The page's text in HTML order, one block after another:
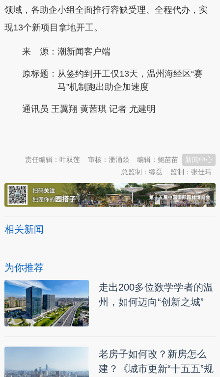
领域，各助企小组全面推行容缺受理、全程代办，实
现13个新项目拿地开工。
来 源：潮新闻客户端
原标题： 从签约到开工仅13天，温州海经区“赛
马”机制跑出助企加速度
通讯员 王翼翔 黄茜琪 记者 尤建明
新闻中心
编辑：鲍苗苗
审核：潘涌燚
责任编辑：叶双莲
监制：张佳玮
总监制：缪磊
相关新闻
为你推荐
走出200多位数学学者的温
州，如何迈向“创新之城”
老房子如何改？新房怎么
建？《城市更新“十五五”规